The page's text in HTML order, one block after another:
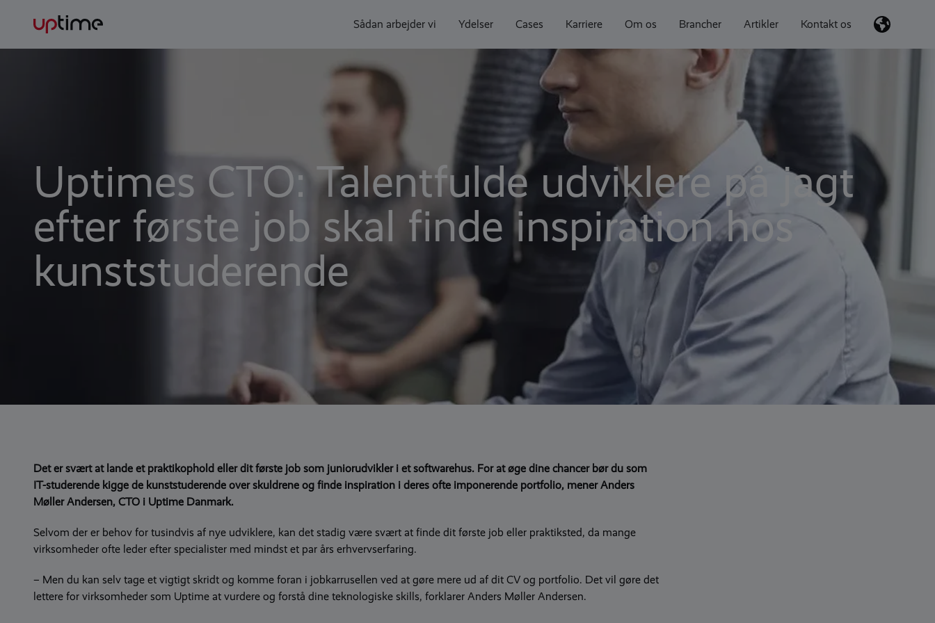
Sådan arbejder vi Ydelser Cases Karriere Om os Brancher Artikler Kontakt os
Uptimes CTO: Talentfulde udviklere på jagt
efter første job skal finde inspiration hos
kunststuderende
Det er svært at lande et praktikophold eller dit første job som juniorudvikler i et softwarehus. For at øge dine chancer bør du som
IT-studerende kigge de kunststuderende over skuldrene og finde inspiration i deres ofte imponerende portfolio, mener Anders
Møller Andersen, CTO i Uptime Danmark.
Selvom der er behov for tusindvis af nye udviklere, kan det stadig være svært at finde dit første job eller praktiksted, da mange
virksomheder ofte leder efter specialister med mindst et par års erhvervserfaring.
– Men du kan selv tage et vigtigt skridt og komme foran i jobkarrusellen ved at gøre mere ud af dit CV og portfolio. Det vil gøre det
lettere for virksomheder som Uptime at vurdere og forstå dine teknologiske skills, forklarer Anders Møller Andersen.